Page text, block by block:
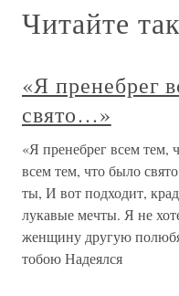
Читайте
«Я пренебрег
свято…»
«Я пренебрег всем тем,
всем тем, что было
ты, И вот подходит,
лукавые мечты. Я не
женщину другую
тобою Надеялся